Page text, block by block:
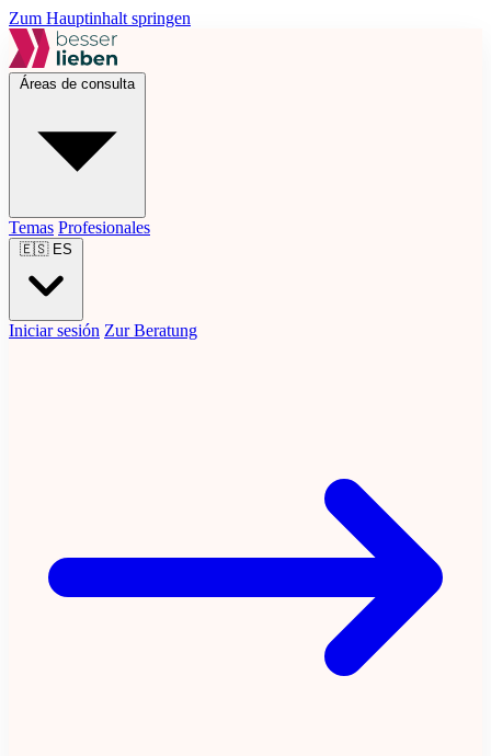
Zum Hauptinhalt springen
Áreas de consulta
Temas Profesionales
🇪🇸 ES
Iniciar sesión Zur Beratung